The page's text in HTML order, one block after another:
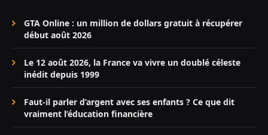
GTA Online : un million de dollars gratuit à récupérer
début août 2026
Le 12 août 2026, la France va vivre un doublé céleste
inédit depuis 1999
Faut-il parler d’argent avec ses enfants ? Ce que dit
vraiment l’éducation financière